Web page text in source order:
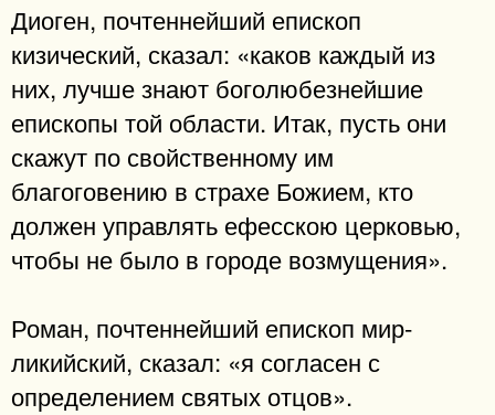
Диоген, почтеннейший епископ
кизический, сказал: «каков каждый из
них, лучше знают боголюбезнейшие
епископы той области. Итак, пусть они
скажут по свойственному им
благоговению в страхе Божием, кто
должен управлять ефесскою церковью,
чтобы не было в городе возмущения».
Роман, почтеннейший епископ мир-
ликийский, сказал: «я согласен с
определением святых отцов».